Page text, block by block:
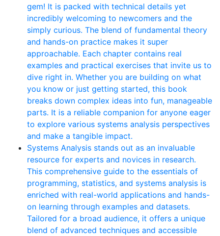
gem! It is packed with technical details yet
incredibly welcoming to newcomers and the
simply curious. The blend of fundamental theory
and hands-on practice makes it super
approachable. Each chapter contains real
examples and practical exercises that invite us to
dive right in. Whether you are building on what
you know or just getting started, this book
breaks down complex ideas into fun, manageable
parts. It is a reliable companion for anyone eager
to explore various systems analysis perspectives
and make a tangible impact.
Systems Analysis stands out as an invaluable
resource for experts and novices in research.
This comprehensive guide to the essentials of
programming, statistics, and systems analysis is
enriched with real-world applications and hands-
on learning through examples and datasets.
Tailored for a broad audience, it offers a unique
blend of advanced techniques and accessible